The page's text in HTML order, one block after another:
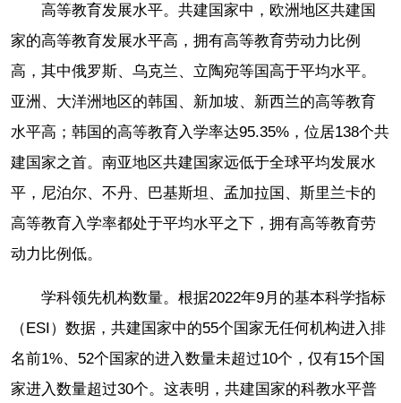
高等教育发展水平。共建国家中，欧洲地区共建国
家的高等教育发展水平高，拥有高等教育劳动力比例
高，其中俄罗斯、乌克兰、立陶宛等国高于平均水平。
亚洲、大洋洲地区的韩国、新加坡、新西兰的高等教育
水平高；韩国的高等教育入学率达95.35%，位居138个共
建国家之首。南亚地区共建国家远低于全球平均发展水
平，尼泊尔、不丹、巴基斯坦、孟加拉国、斯里兰卡的
高等教育入学率都处于平均水平之下，拥有高等教育劳
动力比例低。
学科领先机构数量。根据2022年9月的基本科学指标
（ESI）数据，共建国家中的55个国家无任何机构进入排
名前1%、52个国家的进入数量未超过10个，仅有15个国
家进入数量超过30个。这表明，共建国家的科教水平普